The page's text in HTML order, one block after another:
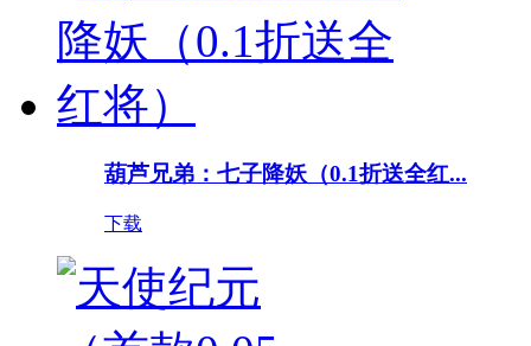
葫芦兄弟：七子降妖（0.1折送全红...
下载